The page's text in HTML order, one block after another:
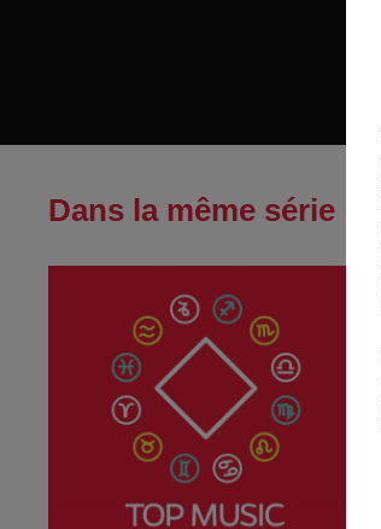
Dans la même série